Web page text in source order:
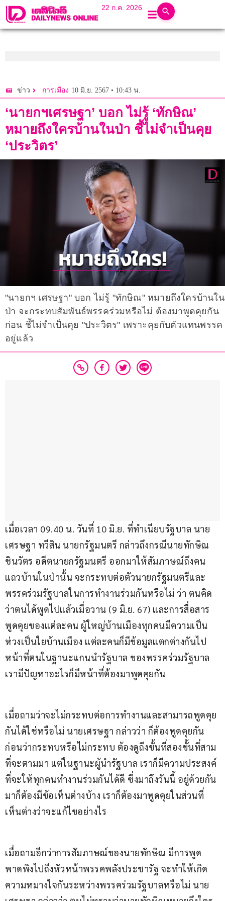
22 ก.ค. 2026
ข่าว การเมือง 10 มิ.ย. 2567 • 10:43 น.
‘นายกฯเศรษฐา’ บอก ไม่รู้ ‘ทักษิณ’
หมายถึงใครบ้านในป่า ชี้ไม่จำเป็นคุย
‘ประวิตร’
"นายกฯ เศรษฐา" บอก ไม่รู้ "ทักษิณ" หมายถึงใครบ้านใน
ป่า จะกระทบสัมพันธ์พรรคร่วมหรือไม่ ต้องมาพูดคุยกัน
ก่อน ชี้ไม่จำเป็นคุย "ประวิตร" เพราะคุยกับตัวแทนพรรค
อยู่แล้ว
เมื่อเวลา 09.40 น. วันที่ 10 มิ.ย. ที่ทำเนียบรัฐบาล นาย
เศรษฐา ทวีสิน นายกรัฐมนตรี กล่าวถึงกรณีนายทักษิณ
ชินวัตร อดีตนายกรัฐมนตรี ออกมาให้สัมภาษณ์ถึงคน
แถวบ้านในป่านั้น จะกระทบต่อตัวนายกรัฐมนตรีและ
พรรคร่วมรัฐบาลในการทำงานร่วมกันหรือไม่ ว่า ตนคิด
ว่าตนได้พูดไปแล้วเมื่อวาน (9 มิ.ย. 67) และการสื่อสาร
พูดคุยของแต่ละคน ผู้ใหญ่บ้านเมืองทุกคนมีความเป็น
ห่วงเป็นใยบ้านเมือง แต่ละคนก็มีข้อมูลแตกต่างกันไป
หน้าที่ตนในฐานะแกนนำรัฐบาล ของพรรคร่วมรัฐบาล
เรามีปัญหาอะไรก็มีหน้าที่ต้องมาพูดคุยกัน
เมื่อถามว่าจะไม่กระทบต่อการทำงานและสามารถพูดคุย
กันได้ใช่หรือไม่ นายเศรษฐา กล่าวว่า ก็ต้องพูดคุยกัน
ก่อนว่ากระทบหรือไม่กระทบ ต้องดูถึงขั้นที่สองขั้นที่สาม
ที่จะตามมา แต่ในฐานะผู้นำรัฐบาล เราก็มีความประสงค์
ที่จะให้ทุกคนทำงานร่วมกันได้ดี ซึ่งมาถึงวันนี้ อยู่ด้วยกัน
มาก็ต้องมีข้อเห็นต่างบ้าง เราก็ต้องมาพูดคุยในส่วนที่
เห็นต่างว่าจะแก้ไขอย่างไร
เมื่อถามอีกว่าการสัมภาษณ์ของนายทักษิณ มีการพูด
พาดพิงไปถึงหัวหน้าพรรคพลังประชารัฐ จะทำให้เกิด
ความหมางใจกันระหว่างพรรคร่วมรัฐบาลหรือไม่ นาย